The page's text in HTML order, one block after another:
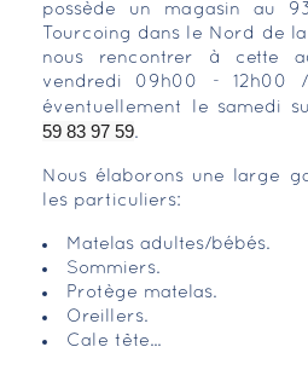
possède un magasin au
Tourcoing dans le Nord de
nous rencontrer à cette
vendredi 09h00 - 12h00
éventuellement le samedi
59 83 97 59.
Nous élaborons une large
les particuliers:
Matelas adultes/bébés.
Sommiers.
Protège matelas.
Oreillers.
Cale tête...